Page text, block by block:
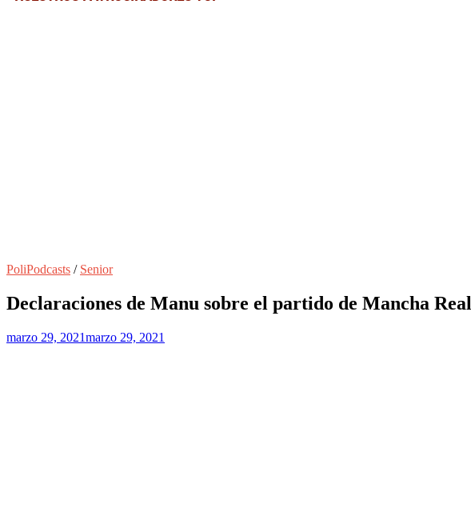
PoliPodcasts / Senior
Declaraciones de Manu sobre el partido de Mancha Real
marzo 29, 2021marzo 29, 2021